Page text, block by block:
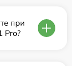
при
Pro?